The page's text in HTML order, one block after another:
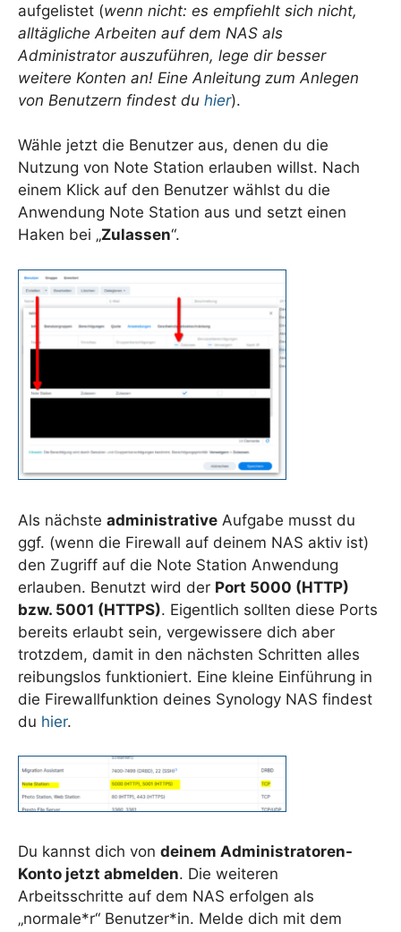
aufgelistet (wenn nicht: es empfiehlt sich nicht,
alltägliche Arbeiten auf dem NAS als
Administrator auszuführen, lege dir besser
weitere Konten an! Eine Anleitung zum Anlegen
von Benutzern findest du hier).
Wähle jetzt die Benutzer aus, denen du die
Nutzung von Note Station erlauben willst. Nach
einem Klick auf den Benutzer wählst du die
Anwendung Note Station aus und setzt einen
Haken bei „Zulassen“.
Als nächste administrative Aufgabe musst du
ggf. (wenn die Firewall auf deinem NAS aktiv ist)
den Zugriff auf die Note Station Anwendung
erlauben. Benutzt wird der Port 5000 (HTTP)
bzw. 5001 (HTTPS). Eigentlich sollten diese Ports
bereits erlaubt sein, vergewissere dich aber
trotzdem, damit in den nächsten Schritten alles
reibungslos funktioniert. Eine kleine Einführung in
die Firewallfunktion deines Synology NAS findest
du hier.
Du kannst dich von deinem Administratoren-
Konto jetzt abmelden. Die weiteren
Arbeitsschritte auf dem NAS erfolgen als
„normale*r“ Benutzer*in. Melde dich mit dem